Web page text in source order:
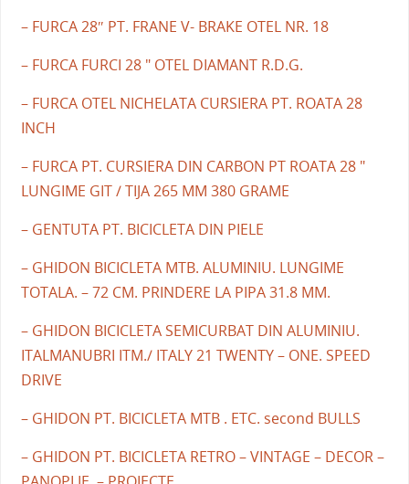
– FURCA 28″ PT. FRANE V- BRAKE OTEL NR. 18
– FURCA FURCI 28 " OTEL DIAMANT R.D.G.
– FURCA OTEL NICHELATA CURSIERA PT. ROATA 28
INCH
– FURCA PT. CURSIERA DIN CARBON PT ROATA 28 "
LUNGIME GIT / TIJA 265 MM 380 GRAME
– GENTUTA PT. BICICLETA DIN PIELE
– GHIDON BICICLETA MTB. ALUMINIU. LUNGIME
TOTALA. – 72 CM. PRINDERE LA PIPA 31.8 MM.
– GHIDON BICICLETA SEMICURBAT DIN ALUMINIU.
ITALMANUBRI ITM./ ITALY 21 TWENTY – ONE. SPEED
DRIVE
– GHIDON PT. BICICLETA MTB . ETC. second BULLS
– GHIDON PT. BICICLETA RETRO – VINTAGE – DECOR –